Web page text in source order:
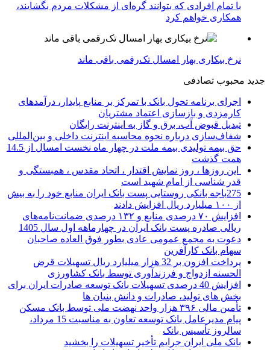
با تمام افرادی که بتوانند گره‌ای از مشکلات مردم بگشایند،
همکاری خواهم کرد
نرخ بیکاری بهار امسال تک‌رقمی باقی ماند
جدید محبوب تصادفی
اجرای برنامه تحول بانک با تمرکز بر منابع پایدار، درآمدهای
کارمزدی و بازسازی اعتماد مشتریان
تبدیل قبوض آب، برق و گاز به اینترنت رایگان
شفاف‌سازی درباره نحوه محاسبه اینترنت داخلی و بین‌المللی
حق بیمه تولیدی بیمه ملت در چهار ماه نخست امسال از 14.5
همت گذشت
این روزها ، روز نمایش اقتدار ، اتحاد مقدس ، همبستگی و
قدر شناسی از امام شهید است
275باجه بانکی روستایی پست بانک ایران منابع خود را به بیش
از ۱۰۰ میلیارد ریال افزایش دادند
افزایش ۷۰ درصدی منابع و ۱۳۲ درصدی ضمانت‌نامه‌های
ریالی صادره پست بانک ایران در چهارماهه اول سال 1405
دعوت به مجمع عمومی عادی بطور فوق العاده صاحبان
سهام بانک کارآفرین
پرداخت افزون بر 32 هزار میلیارد ریال تسهیلات قرض
الحسنه ازدواج و فرزندآوری توسط بانک کشاورزی
افزایش 40 درصدی تسهیلات بانک توسعه صادرات ایران برای
بخش های تولید، صادرات و دانش بنیان ها
تأمین مالی ۳۹۶ هزار واحد نهضت ملی توسط بانک مسکن
پیام مدیرعامل بانک توسعه تعاون به مناسبت 15 مرداد،
سالروز تأسیس بانک
بانک ملی ایران جرایم تأخیر تسهیلات را بخشید